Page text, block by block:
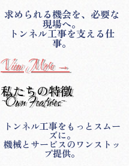
求められる機会を、必要な
現場へ。
トンネル工事を支える仕
事。
View More →
私たちの特徴
~Own Features~
トンネル工事をもっとスムー
ズに。
機械とサービスのワンストッ
プ提供。